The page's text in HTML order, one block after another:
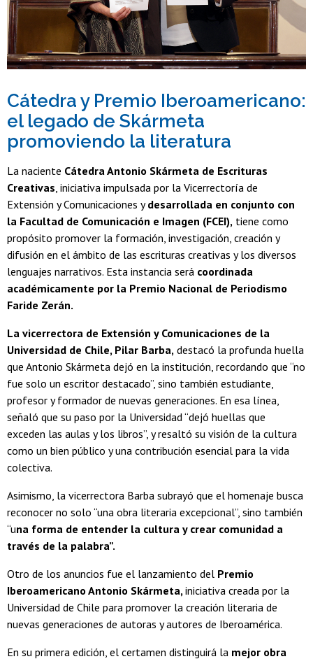
Cátedra y Premio Iberoamericano:
el legado de Skármeta
promoviendo la literatura
La naciente Cátedra Antonio Skármeta de Escrituras
Creativas, iniciativa impulsada por la Vicerrectoría de
Extensión y Comunicaciones ydesarrollada en conjunto con
la Facultad de Comunicación e Imagen (FCEI), tiene como
propósito promover la formación, investigación, creación y
difusión en el ámbito de las escrituras creativas y los diversos
lenguajes narrativos. Esta instancia será coordinada
académicamente por la Premio Nacional de Periodismo
Faride Zerán.
La vicerrectora de Extensión y Comunicaciones de la
Universidad de Chile, Pilar Barba, destacó la profunda huella
que Antonio Skármeta dejó en la institución, recordando que “no
fue solo un escritor destacado”, sino también estudiante,
profesor y formador de nuevas generaciones. En esa línea,
señaló que su paso por la Universidad “dejó huellas que
exceden las aulas y los libros”, y resaltó su visión de la cultura
como un bien público y una contribución esencial para la vida
colectiva.
Asimismo, la vicerrectora Barba subrayó que el homenaje busca
reconocer no solo “una obra literaria excepcional”, sino también
“una forma de entender la cultura y crear comunidad a
través de la palabra”.
Otro de los anuncios fue el lanzamiento del Premio
Iberoamericano Antonio Skármeta,iniciativa creada por la
Universidad de Chile para promover la creación literaria de
nuevas generaciones de autoras y autores de Iberoamérica.
En su primera edición, el certamen distinguirá la mejor obra